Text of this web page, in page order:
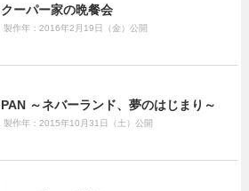
クーパー家の晩餐会
製作年：2016年2月19日（金）公開
PAN ～ネバーランド、夢のはじまり～
製作年：2015年10月31日（土）公開